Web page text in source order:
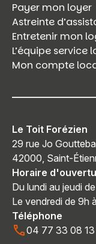
Payer mon loyer
Astreinte
Entretenir mon
L’équipe service
Mon compte
Le Toit Forézien
29 rue Jo
42000, Saint-
Horaire
Du lundi au jeudi
Le vendredi de 9h
Téléphone
04 77 33 08 13